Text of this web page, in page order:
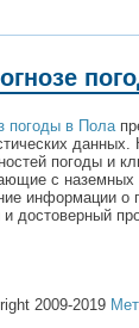
погоды в Пола
погоды и
с
информации о
достоверный
2009-2019